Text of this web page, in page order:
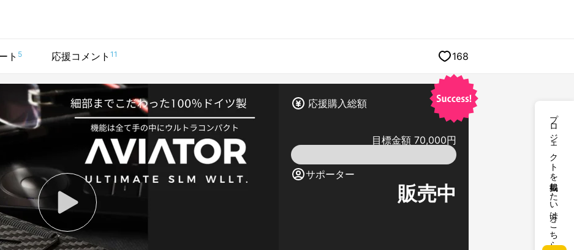
プロジェクトを掲載したい方はこちら
ト 5 応援コメント 11 168
応援購入総額
目標金額 70,000円
サポーター
販売中